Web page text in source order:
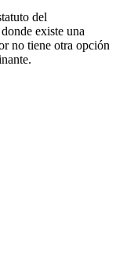
del
existe una
no tiene otra opción